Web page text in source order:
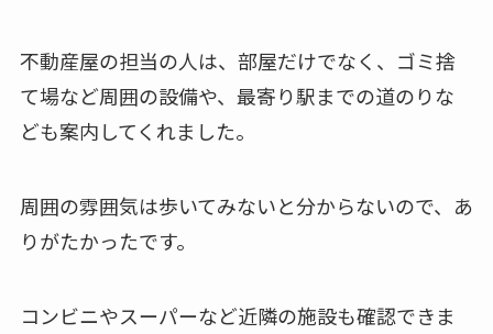
不動産屋の担当の人は、部屋だけでなく、ゴミ捨
て場など周囲の設備や、最寄り駅までの道のりな
ども案内してくれました。
周囲の雰囲気は歩いてみないと分からないので、あ
りがたかったです。
コンビニやスーパーなど近隣の施設も確認できま